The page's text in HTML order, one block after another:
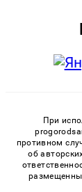
При
противном
об